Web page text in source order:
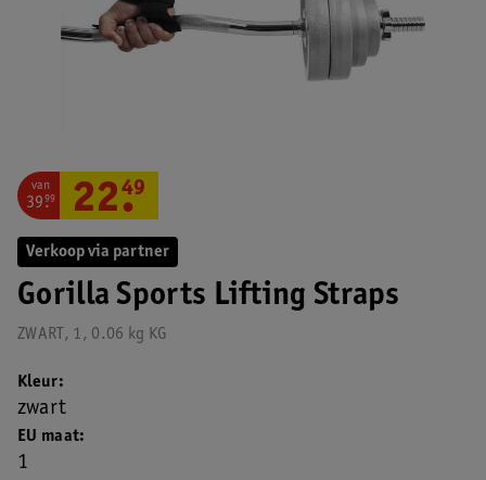
Verkoop via partner
Gorilla Sports Lifting Straps
ZWART, 1, 0.06 kg KG
van
39.
99 22.
49
EU maat
1
Kleur
zwart